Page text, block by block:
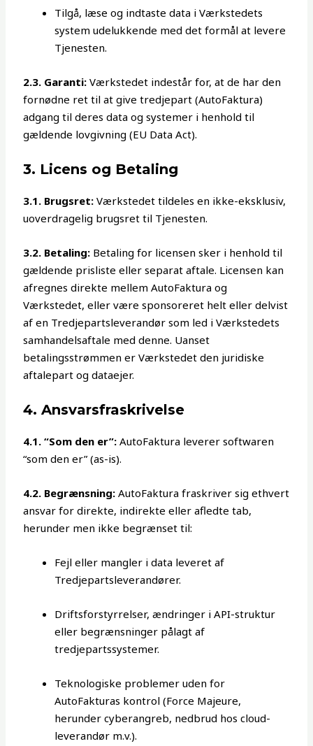
Tilgå, læse og indtaste data i Værkstedets
system udelukkende med det formål at levere
Tjenesten.
2.3. Garanti: Værkstedet indestår for, at de har den
fornødne ret til at give tredjepart (AutoFaktura)
adgang til deres data og systemer i henhold til
gældende lovgivning (EU Data Act).
3. Licens og Betaling
3.1. Brugsret: Værkstedet tildeles en ikke-eksklusiv,
uoverdragelig brugsret til Tjenesten.
3.2. Betaling: Betaling for licensen sker i henhold til
gældende prisliste eller separat aftale. Licensen kan
afregnes direkte mellem AutoFaktura og
Værkstedet, eller være sponsoreret helt eller delvist
af en Tredjepartsleverandør som led i Værkstedets
samhandelsaftale med denne. Uanset
betalingsstrømmen er Værkstedet den juridiske
aftalepart og dataejer.
4. Ansvarsfraskrivelse
4.1. “Som den er”: AutoFaktura leverer softwaren
“som den er” (as-is).
4.2. Begrænsning: AutoFaktura fraskriver sig ethvert
ansvar for direkte, indirekte eller afledte tab,
herunder men ikke begrænset til:
Fejl eller mangler i data leveret af
Tredjepartsleverandører.
Driftsforstyrrelser, ændringer i API-struktur
eller begrænsninger pålagt af
tredjepartssystemer.
Teknologiske problemer uden for
AutoFakturas kontrol (Force Majeure,
herunder cyberangreb, nedbrud hos cloud-
leverandør m.v.).